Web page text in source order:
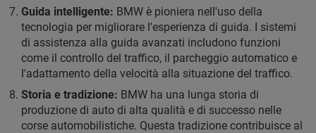
Guida intelligente: BMW è pioniera nell'uso della
tecnologia per migliorare l'esperienza di guida. I sistemi
di assistenza alla guida avanzati includono funzioni
come il controllo del traffico, il parcheggio automatico e
l'adattamento della velocità alla situazione del traffico.
Storia e tradizione: BMW ha una lunga storia di
produzione di auto di alta qualità e di successo nelle
corse automobilistiche. Questa tradizione contribuisce al